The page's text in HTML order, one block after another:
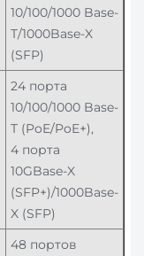
10/100/1000 Base-
T/1000Base-X
(SFP)
24 порта
10/100/1000 Base-
T (PoE/PoE+),
4 порта
10GBase-X
(SFP+)/1000Base-
X (SFP)
48 портов